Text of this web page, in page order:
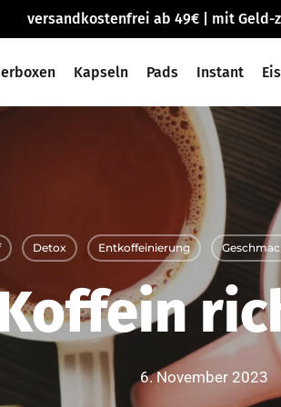
versandkostenfrei ab 49€ | mit Geld-
Kapseln Pads Instant
Detox Entkoffeinierung
6. November 2023